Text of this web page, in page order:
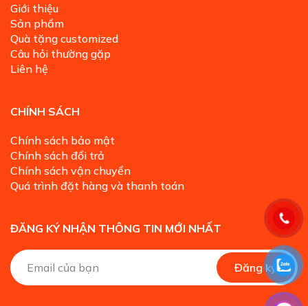
Giới thiệu
Sản phẩm
Quà tặng customized
Câu hỏi thường gặp
Liên hệ
CHÍNH SÁCH
Chính sách bảo mật
Chính sách đổi trả
Chính sách vận chuyển
Quá trình đặt hàng và thanh toán
ĐĂNG KÝ NHẬN THÔNG TIN MỚI NHẤT
Đăng ký